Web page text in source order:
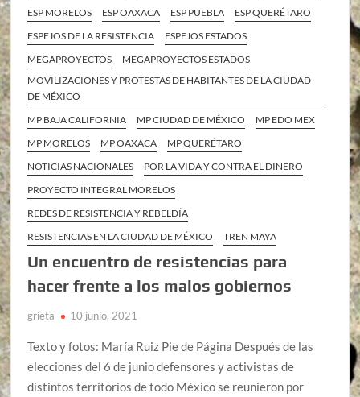
ESP MORELOS
ESP OAXACA ESP PUEBLA
ESP QUERÉTARO
ESPEJOS DE LA RESISTENCIA
ESPEJOS ESTADOS
MEGAPROYECTOS
MEGAPROYECTOS ESTADOS
MOVILIZACIONES Y PROTESTAS DE HABITANTES DE LA CIUDAD
DE MÉXICO
MP BAJA CALIFORNIA
MP CIUDAD DE MÉXICO
MP EDO MEX
MP MORELOS
MP OAXACA
MP QUERÉTARO
NOTICIAS NACIONALES
POR LA VIDA Y CONTRA EL DINERO
PROYECTO INTEGRAL MORELOS
REDES DE RESISTENCIA Y REBELDÍA
RESISTENCIAS EN LA CIUDAD DE MÉXICO
TREN MAYA
Un encuentro de resistencias para
hacer frente a los malos gobiernos
grieta 10 junio, 2021
Texto y fotos: María Ruiz Pie de Página Después de las
elecciones del 6 de junio defensores y activistas de
distintos territorios de todo México se reunieron por